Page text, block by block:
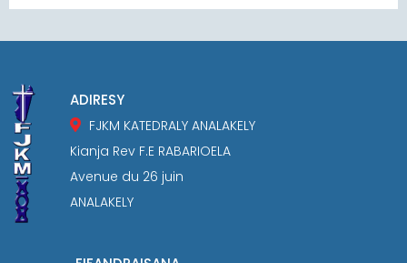
ADIRESY
FJKM KATEDRALY ANALAKELY
Kianja Rev F.E RABARIOELA
Avenue du 26 juin
ANALAKELY